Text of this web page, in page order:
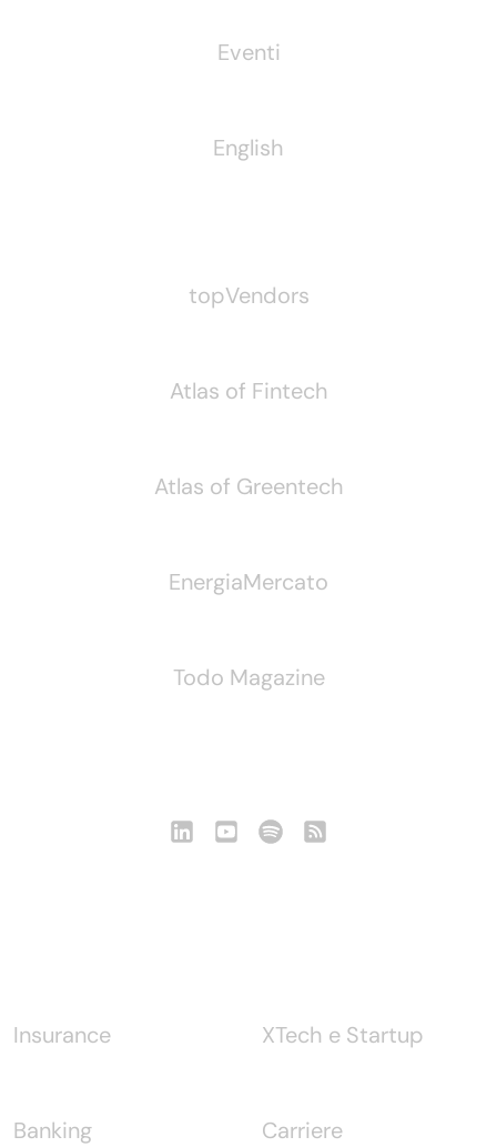
Eventi
English
topVendors
Atlas of Fintech
Atlas of Greentech
EnergiaMercato
Todo Magazine
Insurance
Banking
XTech e Startup
Carriere